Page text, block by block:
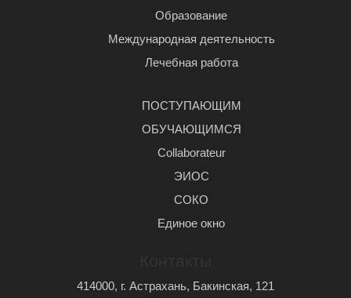
Образование
Международная деятельность
Лечебная работа
ПОСТУПАЮЩИМ
ОБУЧАЮЩИМСЯ
Сollaborateur
ЭИОС
СОКО
Единое окно
414000, г. Астрахань, Бакинская, 121